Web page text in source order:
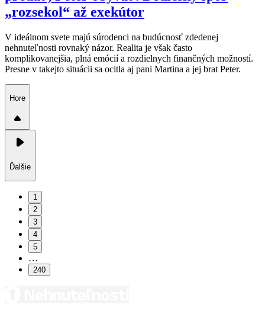
„rozsekol“ až exekútor
V ideálnom svete majú súrodenci na budúcnosť zdedenej
nehnuteľnosti rovnaký názor. Realita je však často
komplikovanejšia, plná emócií a rozdielnych finančných možností.
Presne v takejto situácii sa ocitla aj pani Martina a jej brat Peter.
Hore
Ďalšie
1
2
3
4
5
…
240